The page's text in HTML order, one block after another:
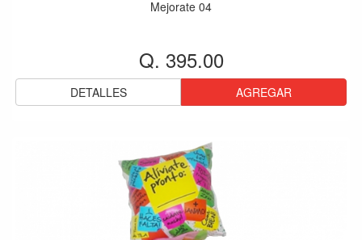
Mejorate 04
Q. 395.00
DETALLES AGREGAR